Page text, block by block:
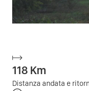
118 Km
Distanza andata e